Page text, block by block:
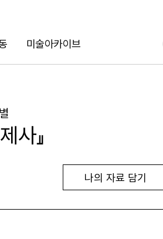
미술아카이브
사』
나의 자료 담기